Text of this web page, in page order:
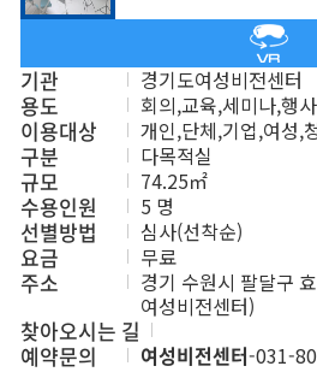
기관 경기도여성비전센터
용도 회의,교육,세미나,행사
이용대상 개인,단체,기업,여성,
구분 다목적실
규모 74.25㎡
수용인원 5 명
선별방법 심사(선착순)
요금 무료
주소
경기 수원시 팔달구
여성비전센터)
찾아오시는 길
예약문의
여성비전센터-031-